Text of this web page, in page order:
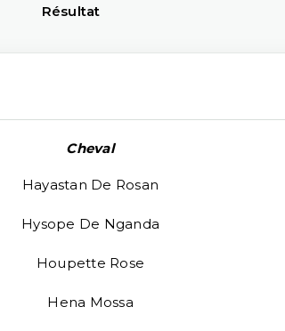
Résultat
Cheval
Hayastan De Rosan
Hysope De Nganda
Houpette Rose
Hena Mossa